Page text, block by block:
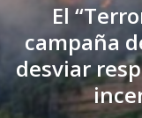
El
campaña
desviar